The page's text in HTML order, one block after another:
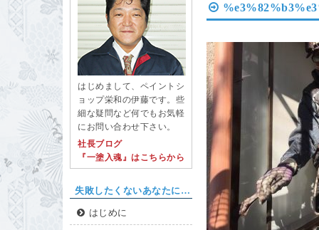
はじめまして、ペイントシ
ョップ栄和の伊藤です。些
細な疑問など何でもお気軽
にお問い合わせ下さい。
社長ブログ
『一塗入魂』はこちらから
失敗したくないあなたに…
はじめに